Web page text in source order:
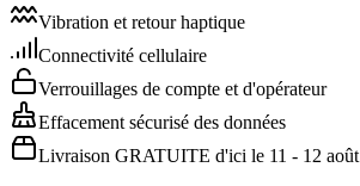
Vibration et retour haptique
Connectivité cellulaire
Verrouillages de compte et d'opérateur
Effacement sécurisé des données
Livraison GRATUITE d'ici le 11 - 12 août